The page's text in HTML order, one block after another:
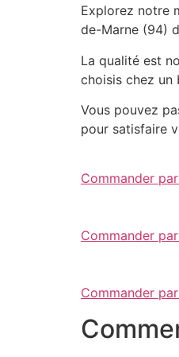
Explorez notre
de-Marne (94)
La qualité est
choisis chez un
Vous pouvez
pour satisfaire
Commander
Commander
Commander